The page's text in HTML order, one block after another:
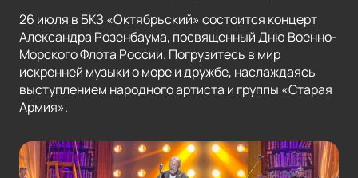
26 июля в БКЗ «Октябрьский» состоится концерт
Александра Розенбаума, посвященный Дню Военно-
Морского Флота России. Погрузитесь в мир
искренней музыки о море и дружбе, наслаждаясь
выступлением народного артиста и группы «Старая
Армия».